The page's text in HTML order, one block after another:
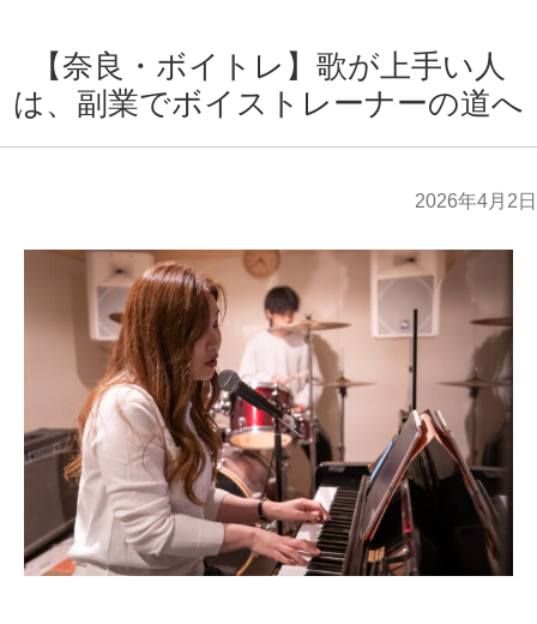
【奈良・ボイトレ】歌が上手い人
は、副業でボイストレーナーの道へ
2026年4月2日